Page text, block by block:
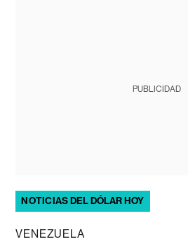
PUBLICIDAD
NOTICIAS DEL DÓLAR HOY
VENEZUELA